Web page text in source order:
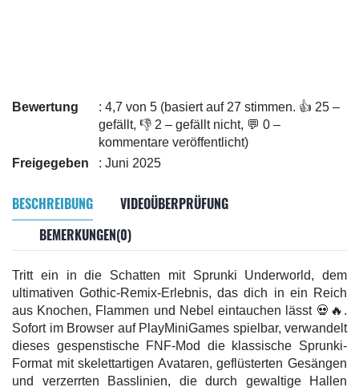
Bewertung
: 4,7 von 5 (basiert auf 27 stimmen. 👍 25 –
gefällt, 👎 2 – gefällt nicht, 💬 0 –
kommentare veröffentlicht)
Freigegeben
: Juni 2025
BESCHREIBUNG
VIDEOÜBERPRÜFUNG
BEMERKUNGEN(0)
Tritt ein in die Schatten mit Sprunki Underworld, dem
ultimativen Gothic-Remix-Erlebnis, das dich in ein Reich
aus Knochen, Flammen und Nebel eintauchen lässt 💀🔥.
Sofort im Browser auf PlayMiniGames spielbar, verwandelt
dieses gespenstische FNF-Mod die klassische Sprunki-
Format mit skelettartigen Avataren, geflüsterten Gesängen
und verzerrten Basslinien, die durch gewaltige Hallen